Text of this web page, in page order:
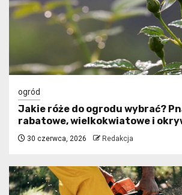
ogród
Jakie róże do ogrodu wybrać?
rabatowe, wielkokwiatowe i
30 czerwca, 2026 Redakcja